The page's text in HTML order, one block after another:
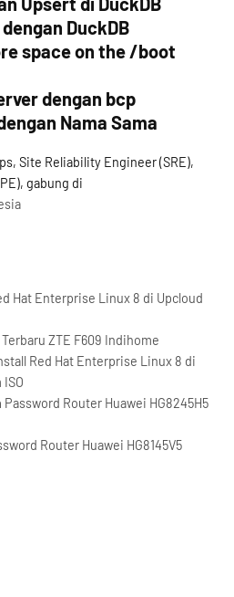
DuckDB
space on the /boot
dengan bcp
Nama Sama
Site Reliability Engineer (SRE),
gabung di
Hat Enterprise Linux 8 di Upcloud
ZTE F609 Indihome
Red Hat Enterprise Linux 8 di
Password Router Huawei HG8245H5
Router Huawei HG8145V5